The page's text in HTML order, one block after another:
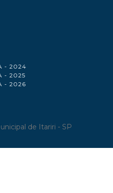
- 2024
- 2025
- 2026
de Itariri - SP